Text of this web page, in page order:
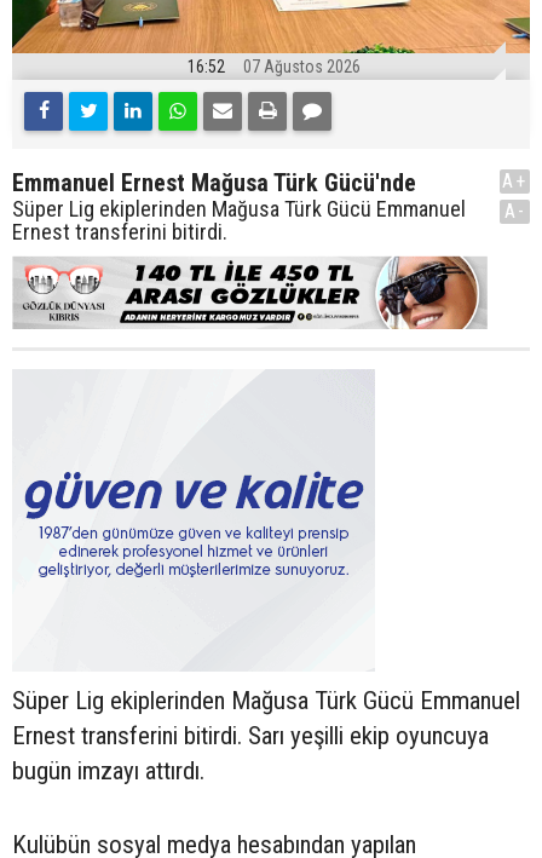
16:52 07 Ağustos 2026
Emmanuel Ernest Mağusa Türk Gücü'nde
Süper Lig ekiplerinden Mağusa Türk Gücü Emmanuel
Ernest transferini bitirdi.
A+
A-
Süper Lig ekiplerinden Mağusa Türk Gücü Emmanuel
Ernest transferini bitirdi. Sarı yeşilli ekip oyuncuya
bugün imzayı attırdı.
Kulübün sosyal medya hesabından yapılan